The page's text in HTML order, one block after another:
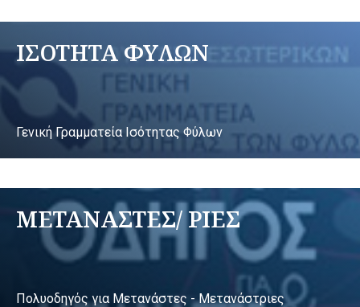
ΙΣΟΤΗΤΑ ΦΥΛΩΝ
Γενική Γραμματεία Ισότητας Φύλων
ΜΕΤΑΝΑΣΤΕΣ/ ΡΙΕΣ
Πολυοδηγός για Μετανάστες - Μετανάστριες